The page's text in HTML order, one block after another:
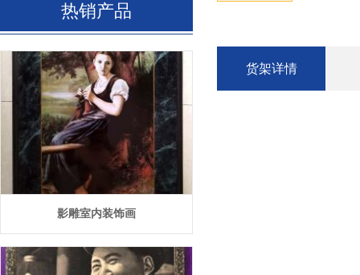
热销产品
影雕室内装饰画
货架详情